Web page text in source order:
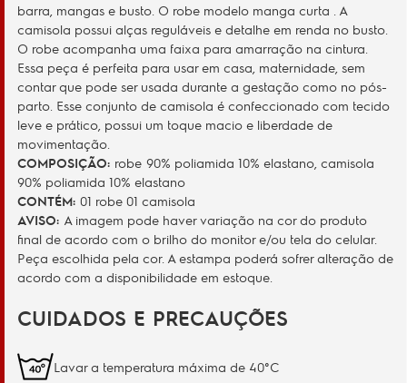
barra, mangas e busto. O robe modelo manga curta . A
camisola possui alças reguláveis e detalhe em renda no busto.
O robe acompanha uma faixa para amarração na cintura.
Essa peça é perfeita para usar em casa, maternidade, sem
contar que pode ser usada durante a gestação como no pós-
parto. Esse conjunto de camisola é confeccionado com tecido
leve e prático, possui um toque macio e liberdade de
movimentação.
COMPOSIÇÃO: robe 90% poliamida 10% elastano, camisola
90% poliamida 10% elastano
CONTÉM: 01 robe 01 camisola
AVISO: A imagem pode haver variação na cor do produto
final de acordo com o brilho do monitor e/ou tela do celular.
Peça escolhida pela cor. A estampa poderá sofrer alteração de
acordo com a disponibilidade em estoque.
CUIDADOS E PRECAUÇÕES
Lavar a temperatura máxima de 40°C